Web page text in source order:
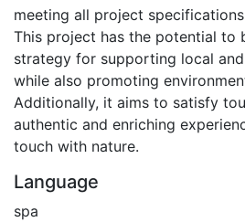
meeting all project
This project has the potential to
strategy for supporting local
while also promoting
Additionally, it aims to satisfy
authentic and enriching
touch with nature.
Language
spa